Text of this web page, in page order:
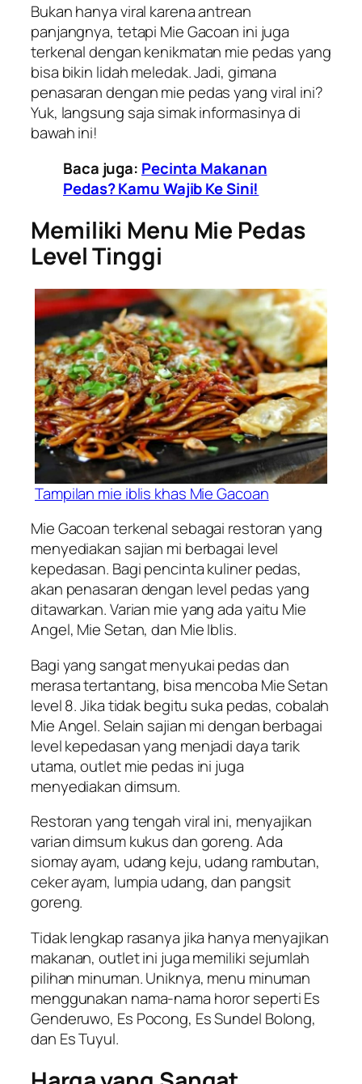
Bukan hanya viral karena antrean
panjangnya, tetapi Mie Gacoan ini juga
terkenal dengan kenikmatan mie pedas yang
bisa bikin lidah meledak. Jadi, gimana
penasaran dengan mie pedas yang viral ini?
Yuk, langsung saja simak informasinya di
bawah ini!
Baca juga: Pecinta Makanan
Pedas? Kamu Wajib Ke Sini!
Memiliki Menu Mie Pedas
Level Tinggi
Tampilan mie iblis khas Mie Gacoan
Mie Gacoan terkenal sebagai restoran yang
menyediakan sajian mi berbagai level
kepedasan. Bagi pencinta kuliner pedas,
akan penasaran dengan level pedas yang
ditawarkan. Varian mie yang ada yaitu Mie
Angel, Mie Setan, dan Mie Iblis.
Bagi yang sangat menyukai pedas dan
merasa tertantang, bisa mencoba Mie Setan
level 8. Jika tidak begitu suka pedas, cobalah
Mie Angel. Selain sajian mi dengan berbagai
level kepedasan yang menjadi daya tarik
utama, outlet mie pedas ini juga
menyediakan dimsum.
Restoran yang tengah viral ini, menyajikan
varian dimsum kukus dan goreng. Ada
siomay ayam, udang keju, udang rambutan,
ceker ayam, lumpia udang, dan pangsit
goreng.
Tidak lengkap rasanya jika hanya menyajikan
makanan, outlet ini juga memiliki sejumlah
pilihan minuman. Uniknya, menu minuman
menggunakan nama-nama horor seperti Es
Genderuwo, Es Pocong, Es Sundel Bolong,
dan Es Tuyul.